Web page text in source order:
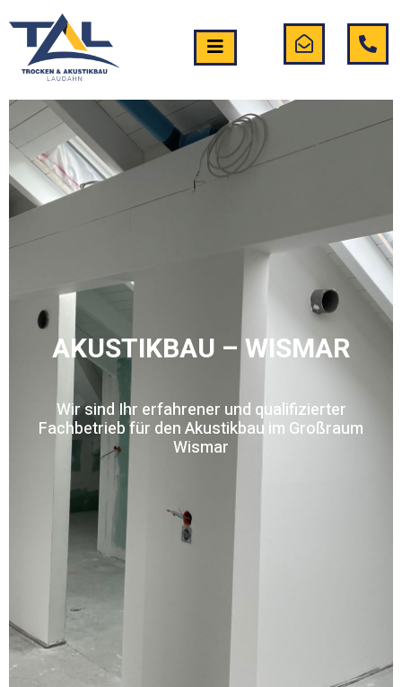
AKUSTIKBAU – WISMAR
Wir sind Ihr erfahrener und qualifizierter
Fachbetrieb für den Akustikbau im Großraum
Wismar